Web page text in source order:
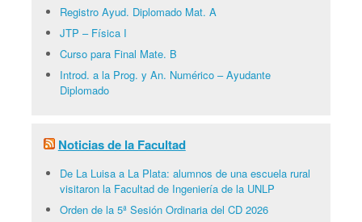
Registro Ayud. Diplomado Mat. A
JTP – Física I
Curso para Final Mate. B
Introd. a la Prog. y An. Numérico – Ayudante
Diplomado
Noticias de la Facultad
De La Luisa a La Plata: alumnos de una escuela rural
visitaron la Facultad de Ingeniería de la UNLP
Orden de la 5ª Sesión Ordinaria del CD 2026